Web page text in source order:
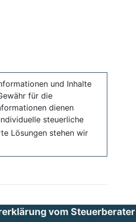
und Inhalte
für die
dienen
steuerliche
Lösungen stehen wir
vom